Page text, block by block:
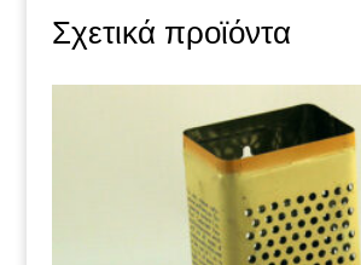
Σχετικά προϊόντα